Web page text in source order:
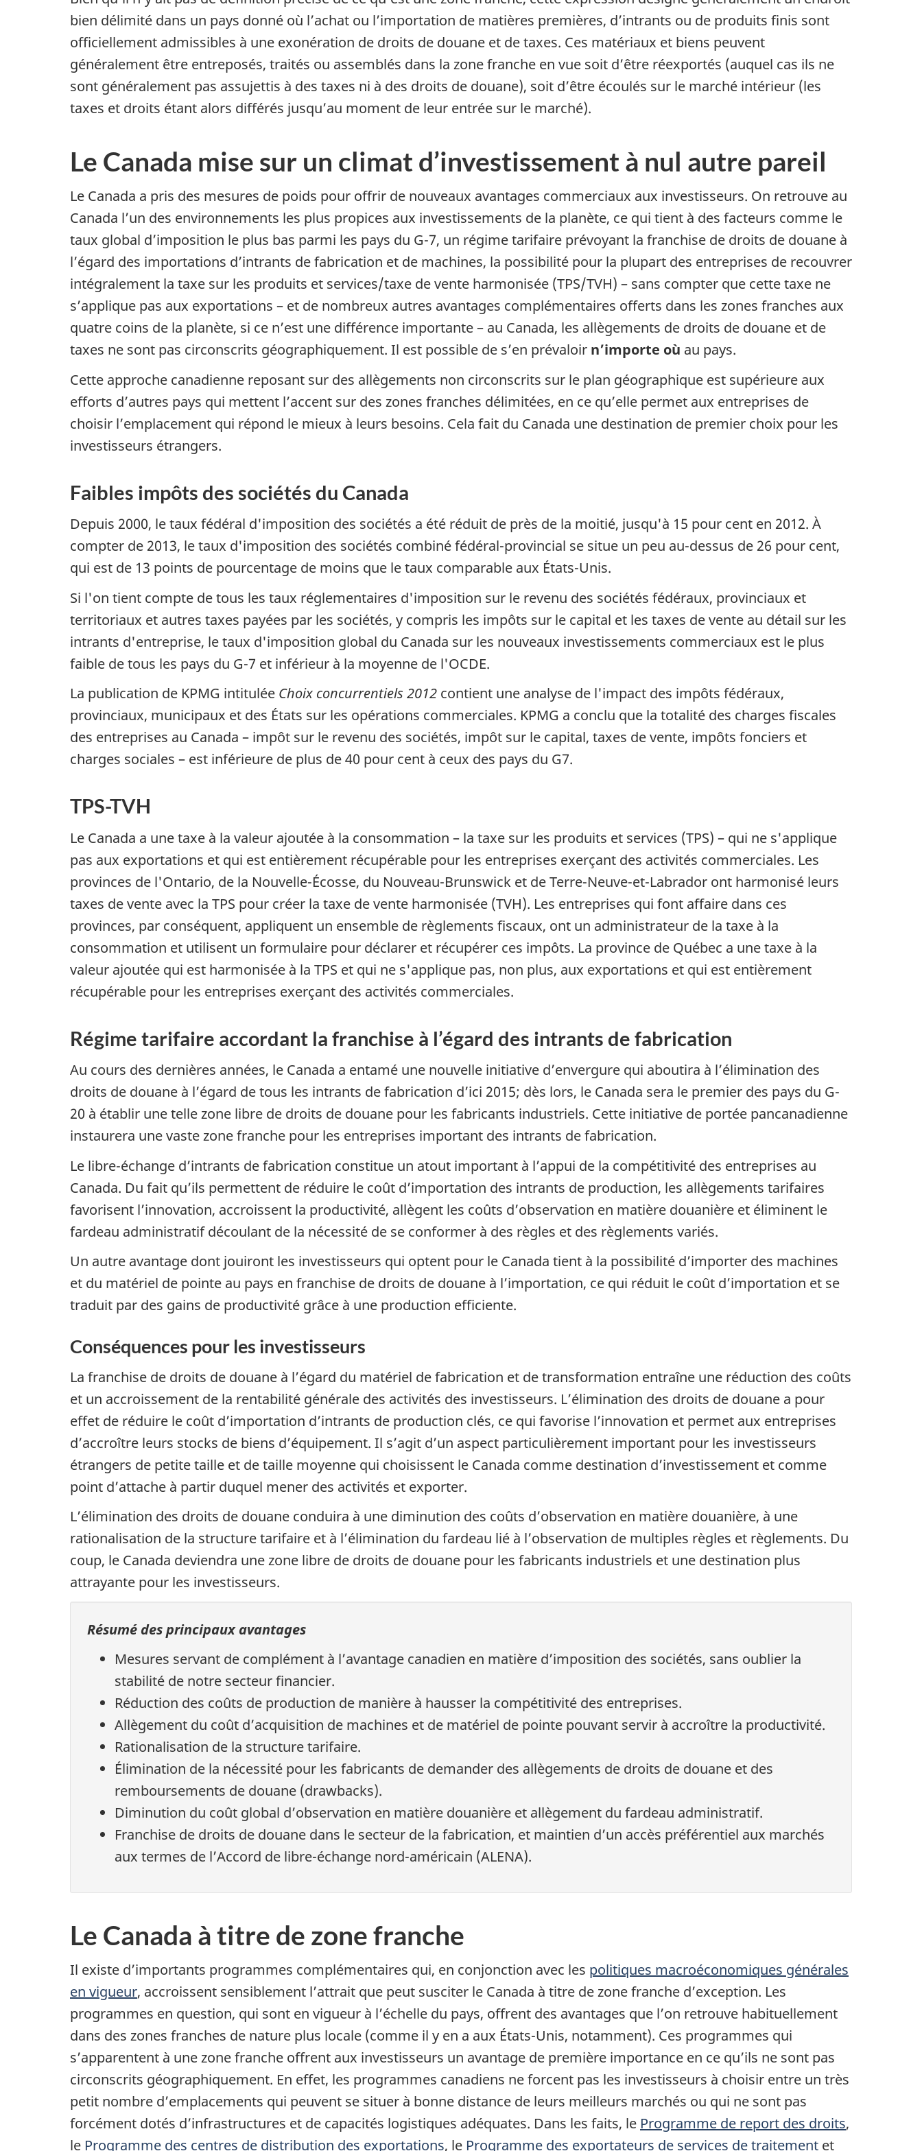
bien délimité dans un pays donné où l’achat ou l’importation de matières premières, d’intrants ou de produits finis sont
officiellement admissibles à une exonération de droits de douane et de taxes. Ces matériaux et biens peuvent
généralement être entreposés, traités ou assemblés dans la zone franche en vue soit d’être réexportés (auquel cas ils ne
sont généralement pas assujettis à des taxes ni à des droits de douane), soit d’être écoulés sur le marché intérieur (les
taxes et droits étant alors différés jusqu’au moment de leur entrée sur le marché).
Le Canada mise sur un climat d’investissement à nul autre pareil
Le Canada a pris des mesures de poids pour offrir de nouveaux avantages commerciaux aux investisseurs. On retrouve au
Canada l’un des environnements les plus propices aux investissements de la planète, ce qui tient à des facteurs comme le
taux global d’imposition le plus bas parmi les pays du G-7, un régime tarifaire prévoyant la franchise de droits de douane à
l’égard des importations d’intrants de fabrication et de machines, la possibilité pour la plupart des entreprises de recouvrer
intégralement la taxe sur les produits et services/taxe de vente harmonisée (TPS/TVH) – sans compter que cette taxe ne
s’applique pas aux exportations – et de nombreux autres avantages complémentaires offerts dans les zones franches aux
quatre coins de la planète, si ce n’est une différence importante – au Canada, les allègements de droits de douane et de
taxes ne sont pas circonscrits géographiquement. Il est possible de s’en prévaloir n’importe où au pays.
Cette approche canadienne reposant sur des allègements non circonscrits sur le plan géographique est supérieure aux
efforts d’autres pays qui mettent l’accent sur des zones franches délimitées, en ce qu’elle permet aux entreprises de
choisir l’emplacement qui répond le mieux à leurs besoins. Cela fait du Canada une destination de premier choix pour les
investisseurs étrangers.
Faibles impôts des sociétés du Canada
Depuis 2000, le taux fédéral d'imposition des sociétés a été réduit de près de la moitié, jusqu'à 15 pour cent en 2012. À
compter de 2013, le taux d'imposition des sociétés combiné fédéral-provincial se situe un peu au-dessus de 26 pour cent,
qui est de 13 points de pourcentage de moins que le taux comparable aux États-Unis.
Si l'on tient compte de tous les taux réglementaires d'imposition sur le revenu des sociétés fédéraux, provinciaux et
territoriaux et autres taxes payées par les sociétés, y compris les impôts sur le capital et les taxes de vente au détail sur les
intrants d'entreprise, le taux d'imposition global du Canada sur les nouveaux investissements commerciaux est le plus
faible de tous les pays du G-7 et inférieur à la moyenne de l'OCDE.
La publication de KPMG intitulée Choix concurrentiels 2012 contient une analyse de l'impact des impôts fédéraux,
provinciaux, municipaux et des États sur les opérations commerciales. KPMG a conclu que la totalité des charges fiscales
des entreprises au Canada – impôt sur le revenu des sociétés, impôt sur le capital, taxes de vente, impôts fonciers et
charges sociales – est inférieure de plus de 40 pour cent à ceux des pays du G7.
TPS-TVH
Le Canada a une taxe à la valeur ajoutée à la consommation – la taxe sur les produits et services (TPS) – qui ne s'applique
pas aux exportations et qui est entièrement récupérable pour les entreprises exerçant des activités commerciales. Les
provinces de l'Ontario, de la Nouvelle-Écosse, du Nouveau-Brunswick et de Terre-Neuve-et-Labrador ont harmonisé leurs
taxes de vente avec la TPS pour créer la taxe de vente harmonisée (TVH). Les entreprises qui font affaire dans ces
provinces, par conséquent, appliquent un ensemble de règlements fiscaux, ont un administrateur de la taxe à la
consommation et utilisent un formulaire pour déclarer et récupérer ces impôts. La province de Québec a une taxe à la
valeur ajoutée qui est harmonisée à la TPS et qui ne s'applique pas, non plus, aux exportations et qui est entièrement
récupérable pour les entreprises exerçant des activités commerciales.
Régime tarifaire accordant la franchise à l’égard des intrants de fabrication
Au cours des dernières années, le Canada a entamé une nouvelle initiative d’envergure qui aboutira à l’élimination des
droits de douane à l’égard de tous les intrants de fabrication d’ici 2015; dès lors, le Canada sera le premier des pays du G-
20 à établir une telle zone libre de droits de douane pour les fabricants industriels. Cette initiative de portée pancanadienne
instaurera une vaste zone franche pour les entreprises important des intrants de fabrication.
Le libre-échange d’intrants de fabrication constitue un atout important à l’appui de la compétitivité des entreprises au
Canada. Du fait qu’ils permettent de réduire le coût d’importation des intrants de production, les allègements tarifaires
favorisent l’innovation, accroissent la productivité, allègent les coûts d’observation en matière douanière et éliminent le
fardeau administratif découlant de la nécessité de se conformer à des règles et des règlements variés.
Un autre avantage dont jouiront les investisseurs qui optent pour le Canada tient à la possibilité d’importer des machines
et du matériel de pointe au pays en franchise de droits de douane à l’importation, ce qui réduit le coût d’importation et se
traduit par des gains de productivité grâce à une production efficiente.
Conséquences pour les investisseurs
La franchise de droits de douane à l’égard du matériel de fabrication et de transformation entraîne une réduction des coûts
et un accroissement de la rentabilité générale des activités des investisseurs. L’élimination des droits de douane a pour
effet de réduire le coût d’importation d’intrants de production clés, ce qui favorise l’innovation et permet aux entreprises
d’accroître leurs stocks de biens d’équipement. Il s’agit d’un aspect particulièrement important pour les investisseurs
étrangers de petite taille et de taille moyenne qui choisissent le Canada comme destination d’investissement et comme
point d’attache à partir duquel mener des activités et exporter.
L’élimination des droits de douane conduira à une diminution des coûts d’observation en matière douanière, à une
rationalisation de la structure tarifaire et à l’élimination du fardeau lié à l’observation de multiples règles et règlements. Du
coup, le Canada deviendra une zone libre de droits de douane pour les fabricants industriels et une destination plus
attrayante pour les investisseurs.
Résumé des principaux avantages
Mesures servant de complément à l’avantage canadien en matière d’imposition des sociétés, sans oublier la
stabilité de notre secteur financier.
Réduction des coûts de production de manière à hausser la compétitivité des entreprises.
Allègement du coût d’acquisition de machines et de matériel de pointe pouvant servir à accroître la productivité.
Rationalisation de la structure tarifaire.
Élimination de la nécessité pour les fabricants de demander des allègements de droits de douane et des
remboursements de douane (drawbacks).
Diminution du coût global d’observation en matière douanière et allègement du fardeau administratif.
Franchise de droits de douane dans le secteur de la fabrication, et maintien d’un accès préférentiel aux marchés
aux termes de l’Accord de libre-échange nord-américain (ALENA).
Le Canada à titre de zone franche
Il existe d’importants programmes complémentaires qui, en conjonction avec les politiques macroéconomiques générales
en vigueur, accroissent sensiblement l’attrait que peut susciter le Canada à titre de zone franche d’exception. Les
programmes en question, qui sont en vigueur à l’échelle du pays, offrent des avantages que l’on retrouve habituellement
dans des zones franches de nature plus locale (comme il y en a aux États-Unis, notamment). Ces programmes qui
s’apparentent à une zone franche offrent aux investisseurs un avantage de première importance en ce qu’ils ne sont pas
circonscrits géographiquement. En effet, les programmes canadiens ne forcent pas les investisseurs à choisir entre un très
petit nombre d’emplacements qui peuvent se situer à bonne distance de leurs meilleurs marchés ou qui ne sont pas
forcément dotés d’infrastructures et de capacités logistiques adéquates. Dans les faits, le Programme de report des droits,
le Programme des centres de distribution des exportations, le Programme des exportateurs de services de traitement et